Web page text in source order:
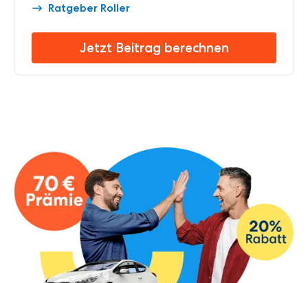
Ratgeber Roller
Jetzt Beitrag berechnen